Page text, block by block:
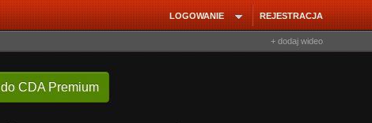
REJESTRACJA
LOGOWANIE
+ dodaj wideo
do CDA Premium